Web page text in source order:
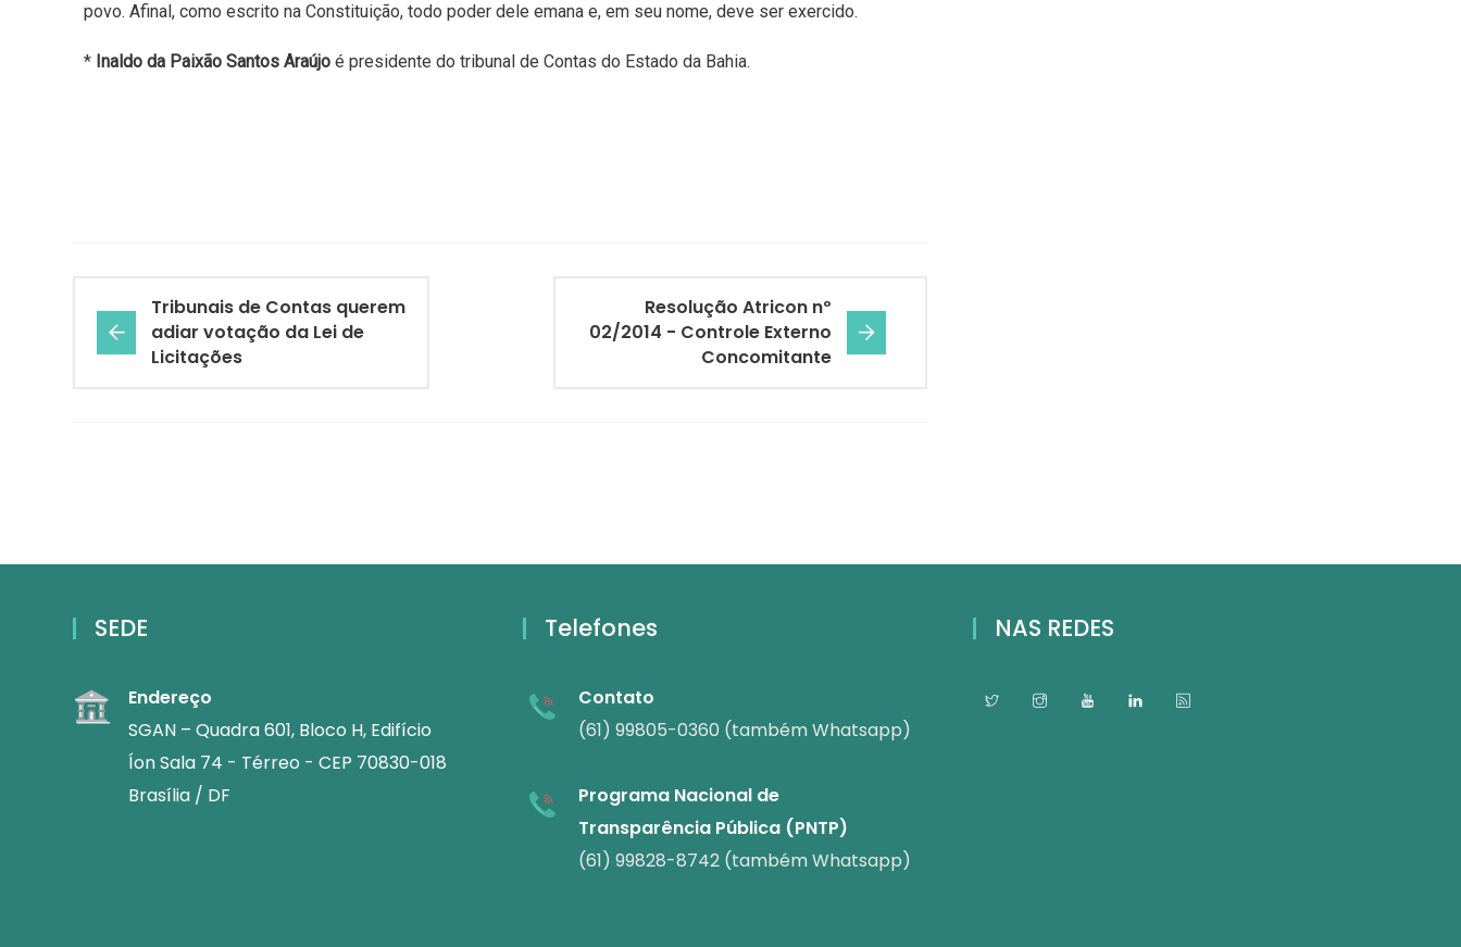
povo. Afinal, como escrito na Constituição, todo poder dele emana e, em seu nome, deve ser exercido.
* Inaldo da Paixão Santos Araújo é presidente do tribunal de Contas do Estado da Bahia.
Tribunais de Contas querem
adiar votação da Lei de
Licitações
Resolução Atricon nº
02/2014 - Controle Externo
Concomitante
SEDE
Endereço
SGAN – Quadra 601, Bloco H, Edifício
Íon Sala 74 - Térreo - CEP 70830-018
Brasília / DF
Telefones
Contato
(61) 99805-0360 (também Whatsapp)
Programa Nacional de
Transparência Pública (PNTP)
(61) 99828-8742 (também Whatsapp)
NAS REDES